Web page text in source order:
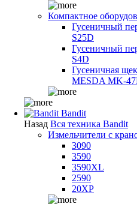
Компактное
Гусеничный
S25D
Гусеничный
S4D
Гусеничная
MESDA MK-
Bandit
Назад Вся техника Bandit
Измельчители с
3090
3590
3590XL
2590
20XP